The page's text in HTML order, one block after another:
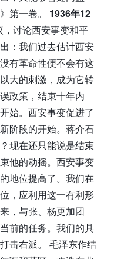
第一卷。 1936年12
讨论西安事变和平
：我们过去估计西安
有革命性便不会有这
大的刺激，成为它转
政策，结束十年内
始。西安事变促进了
阶段的开始。蒋介石
现在还只能说是结束
他的动摇。西安事变
地位提高了。我们在
，应利用这一有利形
，与张、杨更加团
前的任务。我们的具
击右派。 毛泽东作结